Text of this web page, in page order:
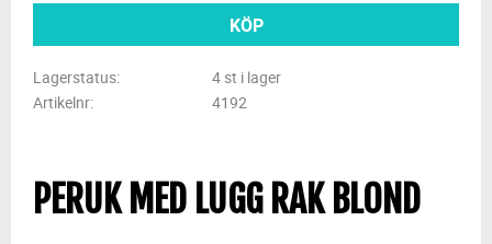
KÖP
Lagerstatus
4 st i lager
Artikelnr
4192
PERUK MED LUGG RAK BLOND